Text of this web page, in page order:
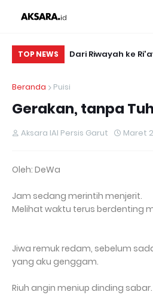
TOP NEWS
Bupati Garut
Dari Riwayah ke
di Garut.
Beranda
Puisi
Gerakan, tanpa
Aksara IAI Persis Garut Maret
Oleh: DeWa
Jam sedang merintih menjerit.
Melihat waktu terus berdenting
Jiwa remuk redam, sebelum
yang aku genggam.
Riuh angin meniup dinding sabar.